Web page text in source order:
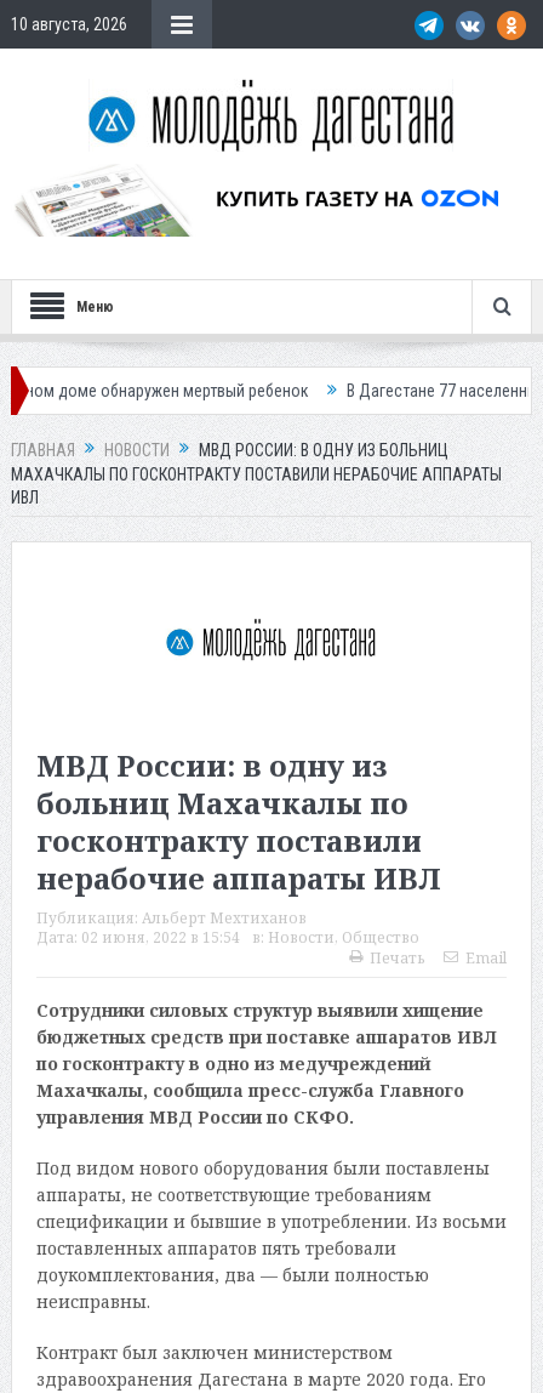
10 августа, 2026
Меню
обнаружен мертвый ребенок В Дагестане 77 населенных пунктов
ГЛАВНАЯ НОВОСТИ
МВД РОССИИ: В ОДНУ ИЗ БОЛЬНИЦ
МАХАЧКАЛЫ ПО ГОСКОНТРАКТУ ПОСТАВИЛИ НЕРАБОЧИЕ АППАРАТЫ
ИВЛ
МВД России: в одну из
больниц Махачкалы по
госконтракту поставили
нерабочие аппараты ИВЛ
Публикация: Альберт Мехтиханов
Дата: 02 июня, 2022 в 15:54 в: Новости, Общество
Печать
Email
Сотрудники силовых структур выявили хищение
бюджетных средств при поставке аппаратов ИВЛ
по госконтракту в одно из медучреждений
Махачкалы, сообщила пресс-служба Главного
управления МВД России по СКФО.
Под видом нового оборудования были поставлены
аппараты, не соответствующие требованиям
спецификации и бывшие в употреблении. Из восьми
поставленных аппаратов пять требовали
доукомплектования, два — были полностью
неисправны.
Контракт был заключен министерством
здравоохранения Дагестана в марте 2020 года. Его